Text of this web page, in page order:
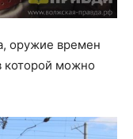
оружие времен
которой можно